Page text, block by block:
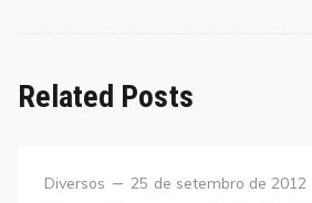
Related Posts
Category
Diversos
Posted
25 de setembro de 2012